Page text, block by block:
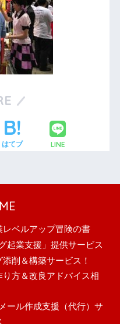
はてブ LINE
レベルアップ冒険の書
起業支援」提供サービス
削＆構築サービス！
方＆改良アドバイス相
ール作成支援（代行）サ